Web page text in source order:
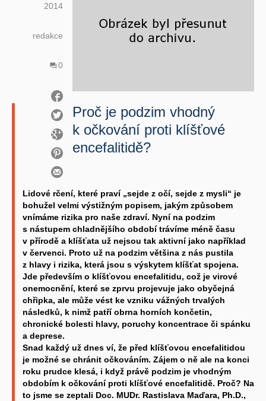
2014
redakce
0
Proč je podzim vhodný
k očkování proti klíšťové
encefalitidě?
Lidové rčení, které praví „sejde z očí, sejde z mysli“ je
bohužel velmi výstižným popisem, jakým způsobem
vnímáme rizika pro naše zdraví. Nyní na podzim
s nástupem chladnějšího období trávíme méně času
v přírodě a klíšťata už nejsou tak aktivní jako například
v červenci. Proto už na podzim většina z nás pustila
z hlavy i rizika, která jsou s výskytem klíšťat spojena.
Jde především o klíšťovou encefalitidu, což je virové
onemocnění, které se zprvu projevuje jako obyčejná
chřipka, ale může vést ke vzniku vážných trvalých
následků, k nimž patří obrna horních končetin,
chronické bolesti hlavy, poruchy koncentrace či spánku
a deprese.
Snad každý už dnes ví, že před klíšťovou encefalitidou
je možné se chránit očkováním. Zájem o ně ale na konci
roku prudce klesá, i když právě podzim je vhodným
obdobím k očkování proti klíšťové encefalitidě. Proč? Na
to jsme se zeptali Doc. MUDr. Rastislava Maďara, Ph.D.,